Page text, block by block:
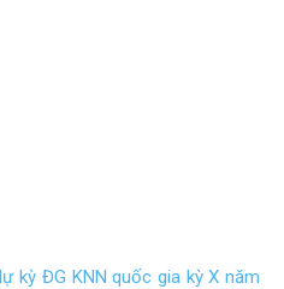
kỳ ĐG KNN quốc gia kỳ X năm